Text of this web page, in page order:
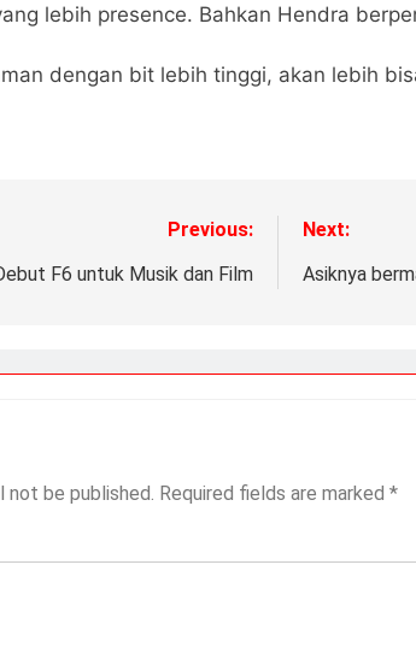
lebih presence. Bahkan Hendra
dengan bit lebih tinggi, akan lebih
Previous:
F6 untuk Musik dan Film
Next:
Asiknya
not be published. Required fields are marked *